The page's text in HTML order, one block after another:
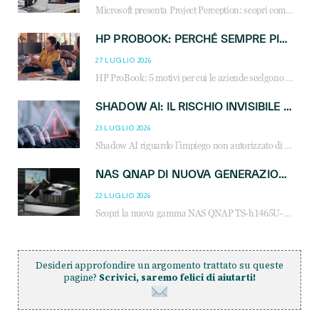
Microsoft presenta Project Perception: scopri come gli agenti AI possono trasformare cybersecurity, SOC e servizi gestiti degli MSP.
HP PROBOOK: PERCHÉ SEMPRE PIÙ AZIENDE SCELGONO NOTEBOOK PROGETTATI PER IL LAVORO MODERNO
27 LUGLIO 2026
HP ProBook: 5 motivi per cui le aziende scelgono i notebook business HP per migliorare produttività, sicurezza e gestione dell’AI.
SHADOW AI: IL RISCHIO INVISIBILE CHE LE AZIENDE POSSONO GOVERNARE
23 LUGLIO 2026
Shadow AI riguardo l’impiego non autorizzato di sistemi AI all’interno dell’azienda. E’ una pratica che si diffonde a partire dai dipendenti fino ai dirigenti e mette a repentaglio la cybersecurity, con costi più elevati per le organizzazioni. Due recenti report illustrano il fenomeno e forniscono dati in merito
NAS QNAP DI NUOVA GENERAZIONE: PIÙ PRESTAZIONI, SCALABILITÀ E PROTEZIONE DEI DATI PER LE INFRASTRUTTURE IT MODERNE
22 LUGLIO 2026
Scopri la nuova gamma NAS QNAP TS-h1465U-RP, TS-h1065eU e TS-h665U: storage aziendale con ZFS, DDR5, E1.S NVMe e connettività 2.5GbE per backup, virtualizzazione e cybersecurity.
Desideri approfondire un argomento trattato su queste
pagine? Scrivici, saremo felici di aiutarti!